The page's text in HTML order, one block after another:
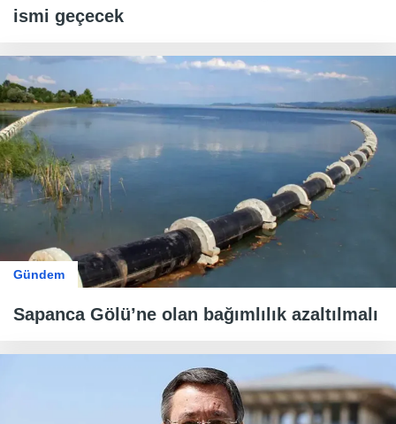
ismi geçecek
Gündem
Sapanca Gölü’ne olan bağımlılık azaltılmalı